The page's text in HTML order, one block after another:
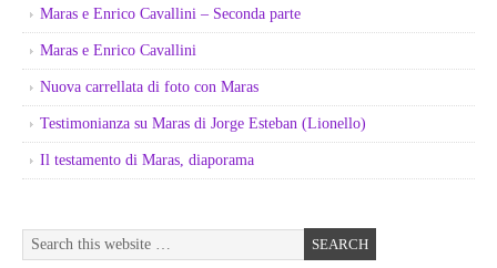
Maras e Enrico Cavallini – Seconda parte
Maras e Enrico Cavallini
Nuova carrellata di foto con Maras
Testimonianza su Maras di Jorge Esteban (Lionello)
Il testamento di Maras, diaporama